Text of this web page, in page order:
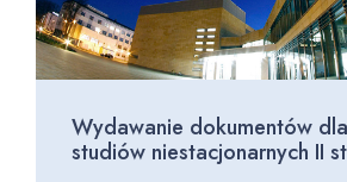
Wydawanie dokumentów
studiów niestacjonarnych II